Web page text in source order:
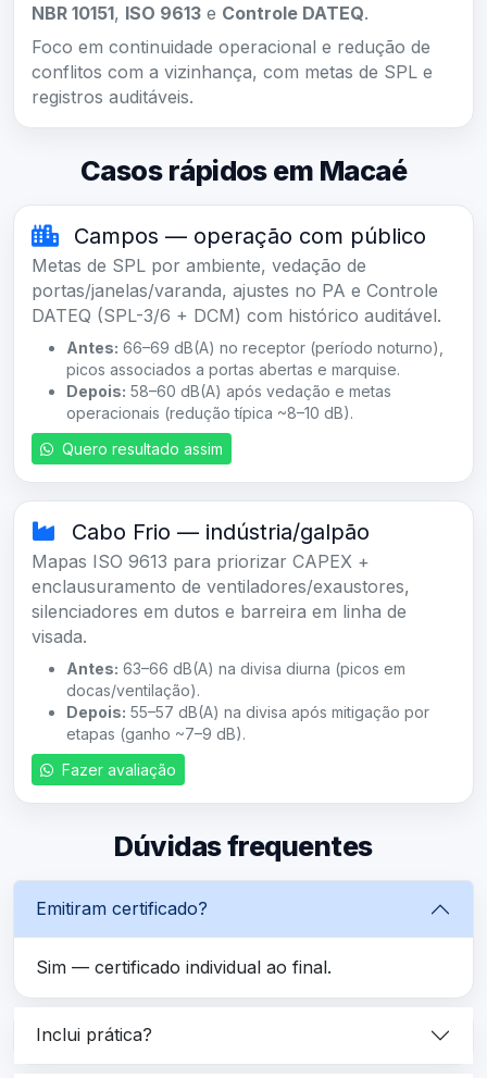
NBR 10151, ISO 9613 e Controle DATEQ.
Foco em continuidade operacional e redução de
conflitos com a vizinhança, com metas de SPL e
registros auditáveis.
Casos rápidos em Macaé
Campos — operação com público
Metas de SPL por ambiente, vedação de
portas/janelas/varanda, ajustes no PA e Controle
DATEQ (SPL-3/6 + DCM) com histórico auditável.
Antes: 66–69 dB(A) no receptor (período noturno),
picos associados a portas abertas e marquise.
Depois: 58–60 dB(A) após vedação e metas
operacionais (redução típica ~8–10 dB).
Quero resultado assim
Cabo Frio — indústria/galpão
Mapas ISO 9613 para priorizar CAPEX +
enclausuramento de ventiladores/exaustores,
silenciadores em dutos e barreira em linha de
visada.
Antes: 63–66 dB(A) na divisa diurna (picos em
docas/ventilação).
Depois: 55–57 dB(A) na divisa após mitigação por
etapas (ganho ~7–9 dB).
Fazer avaliação
Dúvidas frequentes
Emitiram certificado?
Sim — certificado individual ao final.
Inclui prática?